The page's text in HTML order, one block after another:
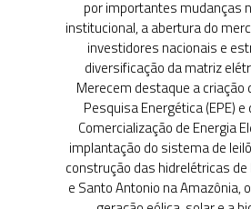
1950-1962
A entrada em cena
das empresas